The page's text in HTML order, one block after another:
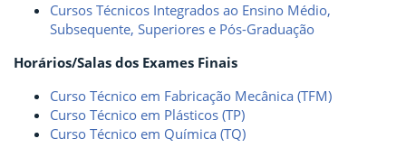
Cursos Técnicos Integrados ao Ensino Médio,
Subsequente, Superiores e Pós-Graduação
Horários/Salas dos Exames Finais
Curso Técnico em Fabricação Mecânica (TFM)
Curso Técnico em Plásticos (TP)
Curso Técnico em Química (TQ)